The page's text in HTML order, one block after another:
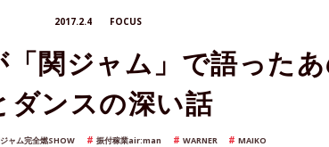
2017.2.4 FOCUS
関ジャム」で語った
ダンスの深い話
ャム完全燃SHOW 振付稼業air:man WARNER MAIKO